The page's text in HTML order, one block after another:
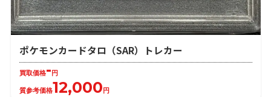
ポケモンカードタロ（SAR）トレカー
買取価格-円
質参考価格12,000円